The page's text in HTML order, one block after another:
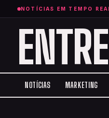
NOTÍCIAS EM TEMPO
ENTRE
NOTÍCIAS MARKETING